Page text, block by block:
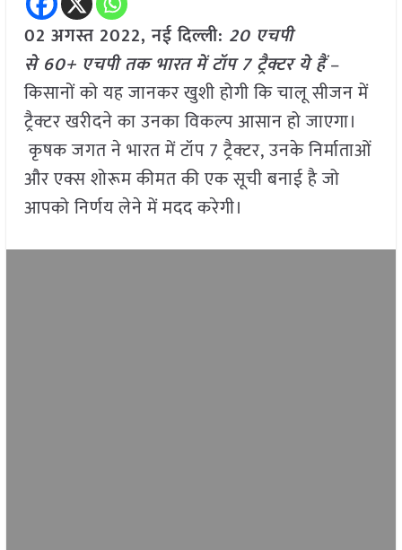
02 अगस्त 2022, नई दिल्ली: 20 एचपी
से 60+ एचपी तक भारत में टॉप 7 ट्रैक्टर ये हैं–
किसानों को यह जानकर खुशी होगी कि चालू सीजन में
ट्रैक्टर खरीदने का उनका विकल्प आसान हो जाएगा।
कृषक जगत ने भारत में टॉप 7 ट्रैक्टर, उनके निर्माताओं
और एक्स शोरूम कीमत की एक सूची बनाई है जो
आपको निर्णय लेने में मदद करेगी।